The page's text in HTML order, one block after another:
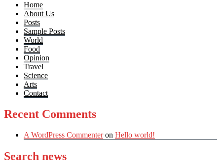
Home
About Us
Posts
Sample Posts
World
Food
Opinion
Travel
Science
Arts
Contact
Recent Comments
A WordPress Commenteron Hello world!
Search news